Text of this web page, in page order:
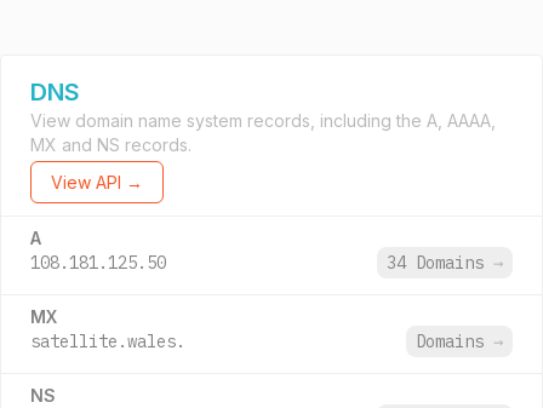
DNS
View domain name system records, including the A, AAAA,
MX and NS records.
View API →
A
108.181.125.50 34 Domains →
MX
satellite.wales. Domains →
NS